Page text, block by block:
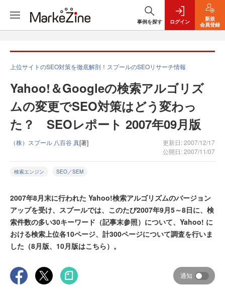
事例を探す ログイン
新規
会員登録
上位サイトのSEO対策を徹底解剖！スプールのSEOリサーチ情報
Yahoo!＆Googleの検索アルゴリズ
ムの変更でSEO対策はどう変わっ
た？ SEOレポート 2007年09月版
（株）スプール 八百谷 真[著]
更新日: 2007/12/17
公開日: 2007/11/07
検索エンジン SEO／SEM
2007年8月末に行われた Yahoo!検索アルゴリズムのバージョン
アップを受け、スプールでは、このたび2007年9月5～8日に、検
索件数の多い30キーワード（記事末参照）について、Yahoo! に
おける検索上位各10ページ、計300ページについて調査を行いま
した（8月版、10月版はこちら）。
通知